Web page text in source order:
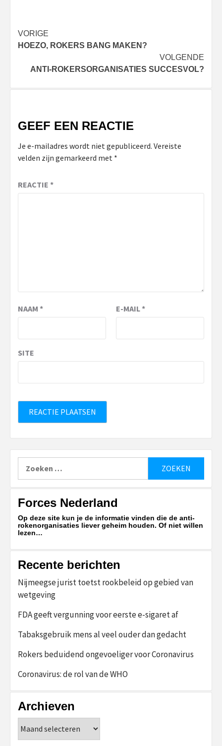
Bericht
navigatie
VORIGE
HOEZO, ROKERS BANG MAKEN?
VOLGENDE
ANTI-ROKERSORGANISATIES SUCCESVOL?
GEEF EEN REACTIE
Je e-mailadres wordt niet gepubliceerd. Vereiste
velden zijn gemarkeerd met *
REACTIE *
NAAM * E-MAIL*
SITE
naar:
Forces Nederland
Op deze site kun je de informatie vinden die de anti-
rokenorganisaties liever geheim houden. Of niet willen
lezen…
Recente berichten
Nijmeegse jurist toetst rookbeleid op gebied van
wetgeving
FDA geeft vergunning voor eerste e-sigaret af
Tabaksgebruik mens al veel ouder dan gedacht
Rokers beduidend ongevoeliger voor Coronavirus
Coronavirus: de rol van de WHO
Archieven